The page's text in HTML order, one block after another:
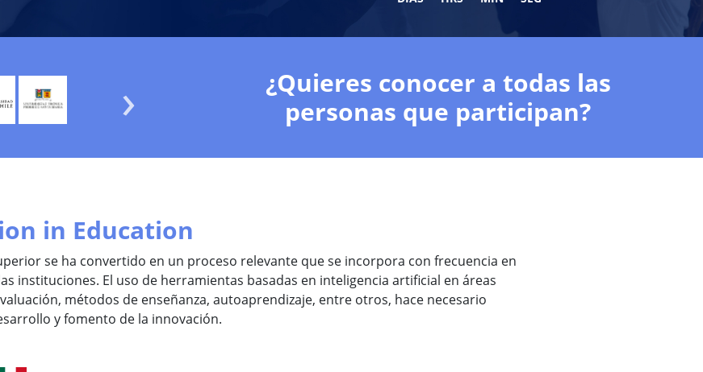
¿Quieres conocer a todas las
personas que participan?
in Education
se ha convertido en un proceso relevante que se incorpora con frecuencia en
instituciones. El uso de herramientas basadas en inteligencia artificial en áreas
métodos de enseñanza, autoaprendizaje, entre otros, hace necesario
y fomento de la innovación.